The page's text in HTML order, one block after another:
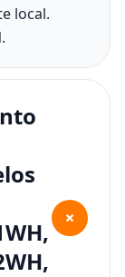
local.
+